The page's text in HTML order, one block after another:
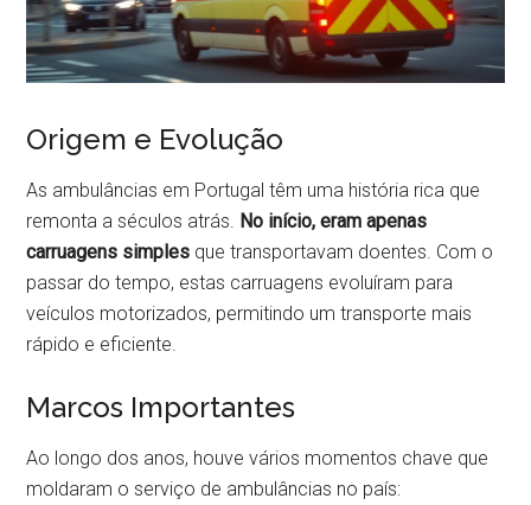
Origem e Evolução
As ambulâncias em Portugal têm uma história rica que
remonta a séculos atrás. No início, eram apenas
carruagens simples que transportavam doentes. Com o
passar do tempo, estas carruagens evoluíram para
veículos motorizados, permitindo um transporte mais
rápido e eficiente.
Marcos Importantes
Ao longo dos anos, houve vários momentos chave que
moldaram o serviço de ambulâncias no país: